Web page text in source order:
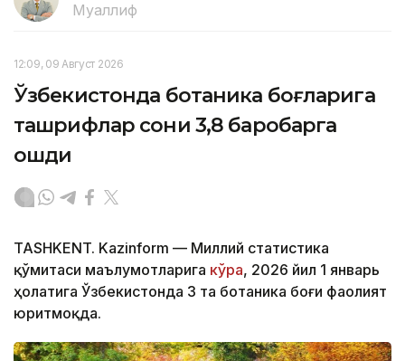
Муаллиф
12:09, 09 Август 2026
Ўзбекистонда ботаника боғларига
ташрифлар сони 3,8 баробарга
ошди
TASHKENT. Kazinform — Миллий статистика
қўмитаси маълумотларига кўра, 2026 йил 1 январь
ҳолатига Ўзбекистонда 3 та ботаника боғи фаолият
юритмоқда.